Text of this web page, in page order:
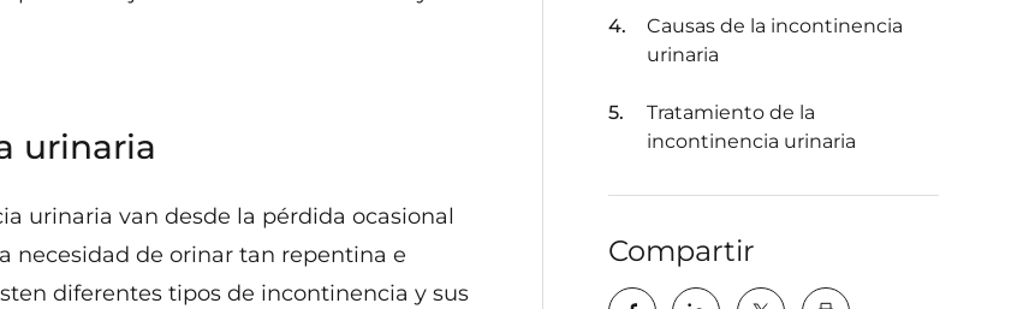
urinaria
urinaria van desde la pérdida ocasional
necesidad de orinar tan repentina e
diferentes tipos de incontinencia y sus
Causas de la incontinencia
urinaria
Tratamiento de la
incontinencia urinaria
Compartir